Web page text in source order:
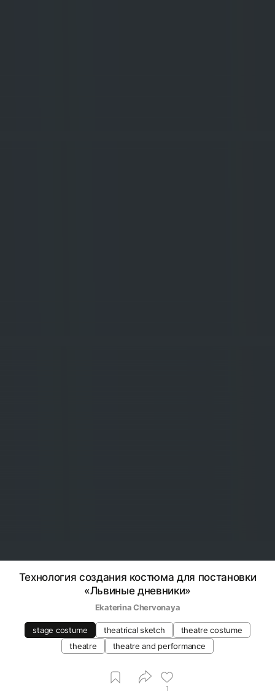
Технология создания костюма для постановки
«Львиные дневники»
Ekaterina Chervonaya
stage costume theatrical sketch
theatre costume
theatre
theatre and performance
1